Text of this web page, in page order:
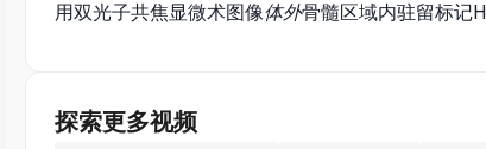
用双光子共焦显微术图像体外骨髓区域内驻留标记
探索更多视频